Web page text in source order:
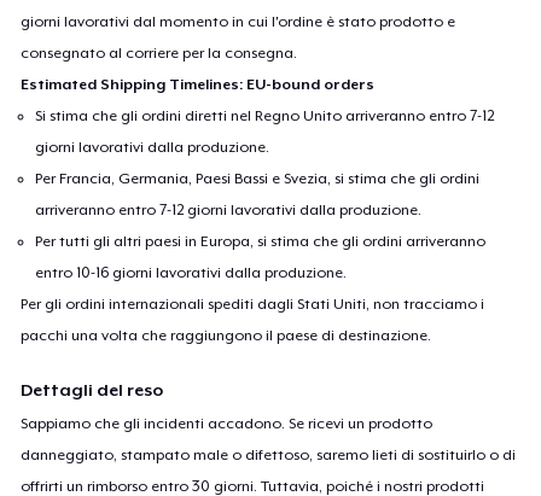
giorni lavorativi dal momento in cui l'ordine è stato prodotto e
consegnato al corriere per la consegna.
Estimated Shipping Timelines: EU-bound orders
Si stima che gli ordini diretti nel Regno Unito arriveranno entro 7-12
giorni lavorativi dalla produzione.
Per Francia, Germania, Paesi Bassi e Svezia, si stima che gli ordini
arriveranno entro 7-12 giorni lavorativi dalla produzione.
Per tutti gli altri paesi in Europa, si stima che gli ordini arriveranno
entro 10-16 giorni lavorativi dalla produzione.
Per gli ordini internazionali spediti dagli Stati Uniti, non tracciamo i
pacchi una volta che raggiungono il paese di destinazione.
Dettagli del reso
Sappiamo che gli incidenti accadono. Se ricevi un prodotto
danneggiato, stampato male o difettoso, saremo lieti di sostituirlo o di
offrirti un rimborso entro 30 giorni. Tuttavia, poiché i nostri prodotti